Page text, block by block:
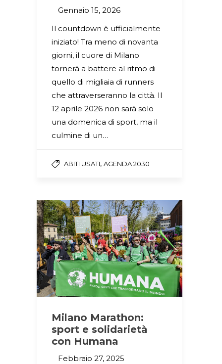
Gennaio 15, 2026
Il countdown è ufficialmente
iniziato! Tra meno di novanta
giorni, il cuore di Milano
tornerà a battere al ritmo di
quello di migliaia di runners
che attraverseranno la città. Il
12 aprile 2026 non sarà solo
una domenica di sport, ma il
culmine di un…
ABITI USATI, AGENDA 2030
Milano Marathon:
sport e solidarietà
con Humana
Febbraio 27, 2025